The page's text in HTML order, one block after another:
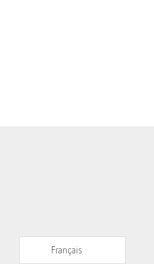
Français